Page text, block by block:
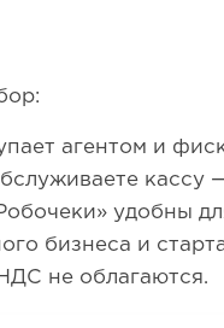
агентом и
кассу
удобны
бизнеса и
не облагаются.